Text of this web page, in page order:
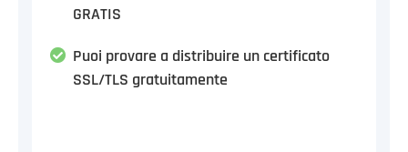
GRATIS
Puoi provare a distribuire un certificato
SSL/TLS gratuitamente